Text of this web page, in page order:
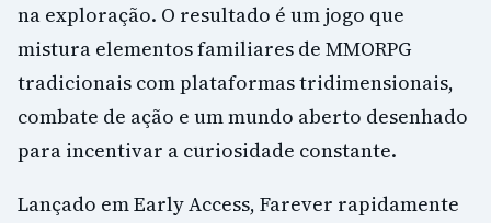
na exploração. O resultado é um jogo que
mistura elementos familiares de MMORPG
tradicionais com plataformas tridimensionais,
combate de ação e um mundo aberto desenhado
para incentivar a curiosidade constante.
Lançado em Early Access, Farever rapidamente